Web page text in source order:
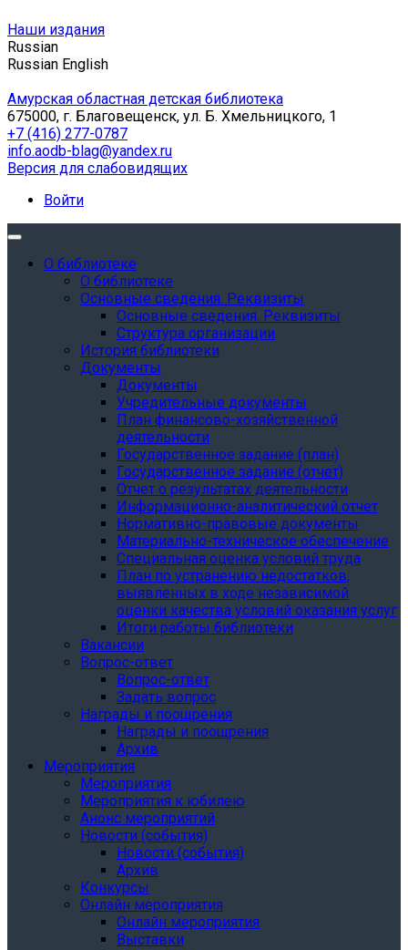
Наши издания
Russian
Russian English
Амурская областная детская библиотека
675000, г. Благовещенск, ул. Б. Хмельницкого, 1
+7 (416) 277-0787
info.aodb-blag@yandex.ru
Версия для слабовидящих
Войти
О библиотеке
О библиотеке
Основные сведения. Реквизиты
Основные сведения. Реквизиты
Структура организации
История библиотеки
Документы
Документы
Учредительные документы
План финансово-хозяйственной
деятельности
Государственное задание (план)
Государственное задание (отчет)
Отчет о результатах деятельности
Информационно-аналитический отчет
Нормативно-правовые документы
Материально-техническое обеспечение
Специальная оценка условий труда
План по устранению недостатков,
выявленных в ходе независимой
оценки качества условий оказания услуг
Итоги работы библиотеки
Вакансии
Вопрос-ответ
Вопрос-ответ
Задать вопрос
Награды и поощрения
Награды и поощрения
Архив
Мероприятия
Мероприятия
Мероприятия к юбилею
Анонс мероприятий
Новости (события)
Новости (события)
Архив
Конкурсы
Онлайн мероприятия
Онлайн мероприятия
Выставки